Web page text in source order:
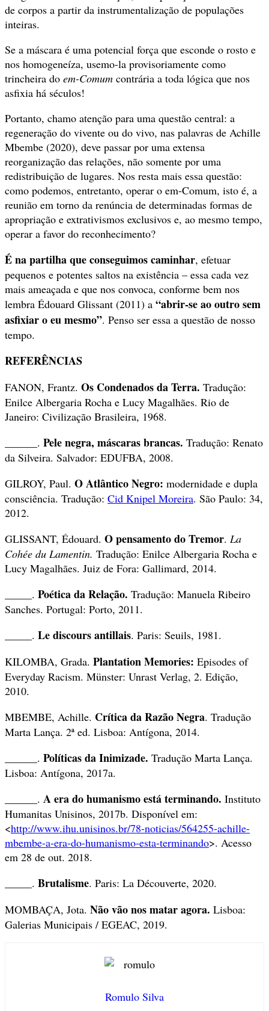
de corpos a partir da instrumentalização de populações
inteiras.
Se a máscara é uma potencial força que esconde o rosto e
nos homogeneíza, usemo-la provisoriamente como
trincheira do em-Comum contrária a toda lógica que nos
asfixia há séculos!
Portanto, chamo atenção para uma questão central: a
regeneração do vivente ou do vivo, nas palavras de Achille
Mbembe (2020), deve passar por uma extensa
reorganização das relações, não somente por uma
redistribuição de lugares. Nos resta mais essa questão:
como podemos, entretanto, operar o em-Comum, isto é, a
reunião em torno da renúncia de determinadas formas de
apropriação e extrativismos exclusivos e, ao mesmo tempo,
operar a favor do reconhecimento?
É na partilha que conseguimos caminhar, efetuar
pequenos e potentes saltos na existência – essa cada vez
mais ameaçada e que nos convoca, conforme bem nos
lembra Édouard Glissant (2011) a “abrir-se ao outro sem
asfixiar o eu mesmo”. Penso ser essa a questão de nosso
tempo.
REFERÊNCIAS
FANON, Frantz. Os Condenados da Terra. Tradução:
Enilce Albergaria Rocha e Lucy Magalhães. Rio de
Janeiro: Civilização Brasileira, 1968.
______. Pele negra, máscaras brancas. Tradução: Renato
da Silveira. Salvador: EDUFBA, 2008.
GILROY, Paul. O Atlântico Negro: modernidade e dupla
consciência. Tradução: Cid Knipel Moreira. São Paulo: 34,
2012.
GLISSANT, Édouard. O pensamento do Tremor. La
Cohée du Lamentin. Tradução: Enilce Albergaria Rocha e
Lucy Magalhães. Juiz de Fora: Gallimard, 2014.
_____. Poética da Relação. Tradução: Manuela Ribeiro
Sanches. Portugal: Porto, 2011.
_____. Le discours antillais. Paris: Seuils, 1981.
KILOMBA, Grada. Plantation Memories: Episodes of
Everyday Racism. Münster: Unrast Verlag, 2. Edição,
2010.
MBEMBE, Achille. Crítica da Razão Negra. Tradução
Marta Lança. 2ª ed. Lisboa: Antígona, 2014.
______. Políticas da Inimizade. Tradução Marta Lança.
Lisboa: Antígona, 2017a.
______. A era do humanismo está terminando. Instituto
Humanitas Unisinos, 2017b. Disponível em:
<http://www.ihu.unisinos.br/78-noticias/564255-achille-
mbembe-a-era-do-humanismo-esta-terminando>. Acesso
em 28 de out. 2018.
_____. Brutalisme. Paris: La Découverte, 2020.
MOMBAÇA, Jota. Não vão nos matar agora. Lisboa:
Galerias Municipais / EGEAC, 2019.
Romulo Silva